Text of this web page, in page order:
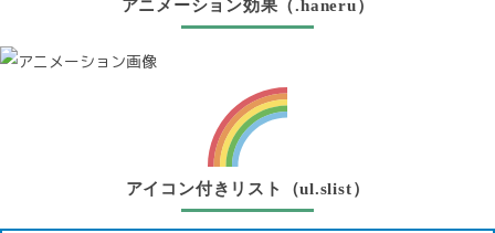
アニメーション効果（.haneru）
アイコン付きリスト（ul.slist）